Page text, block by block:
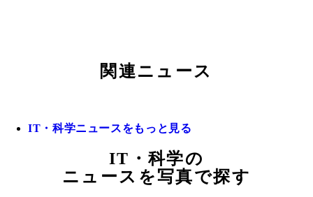
関連ニュース
IT・科学ニュースをもっと見る
IT・科学の
ニュースを写真で探す